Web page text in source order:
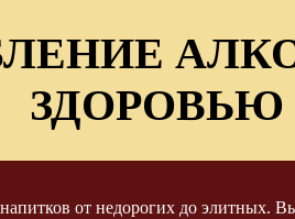
ЗДОРОВЬЮ
от недорогих до элитных.